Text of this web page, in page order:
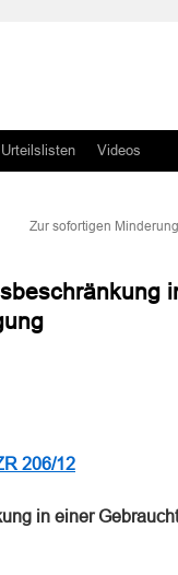
Urteilslisten Videos
Zur sofortigen
206/12
in einer